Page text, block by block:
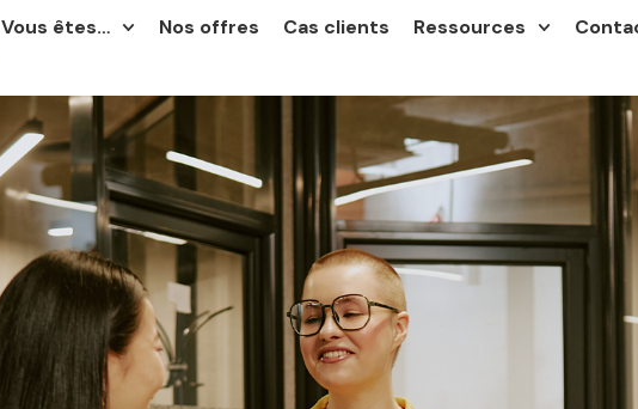
Vous êtes… Nos offres Cas clients Ressources